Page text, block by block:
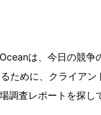
は、今日の競争
ために、クライアン
査レポートを探し